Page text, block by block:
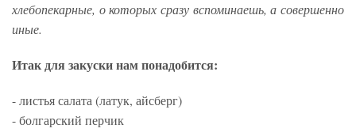
хлебопекарные, о которых сразу вспоминаешь, а совершенно
иные.
Итак для закуски нам понадобится:
- листья салата (латук, айсберг)
- болгарский перчик